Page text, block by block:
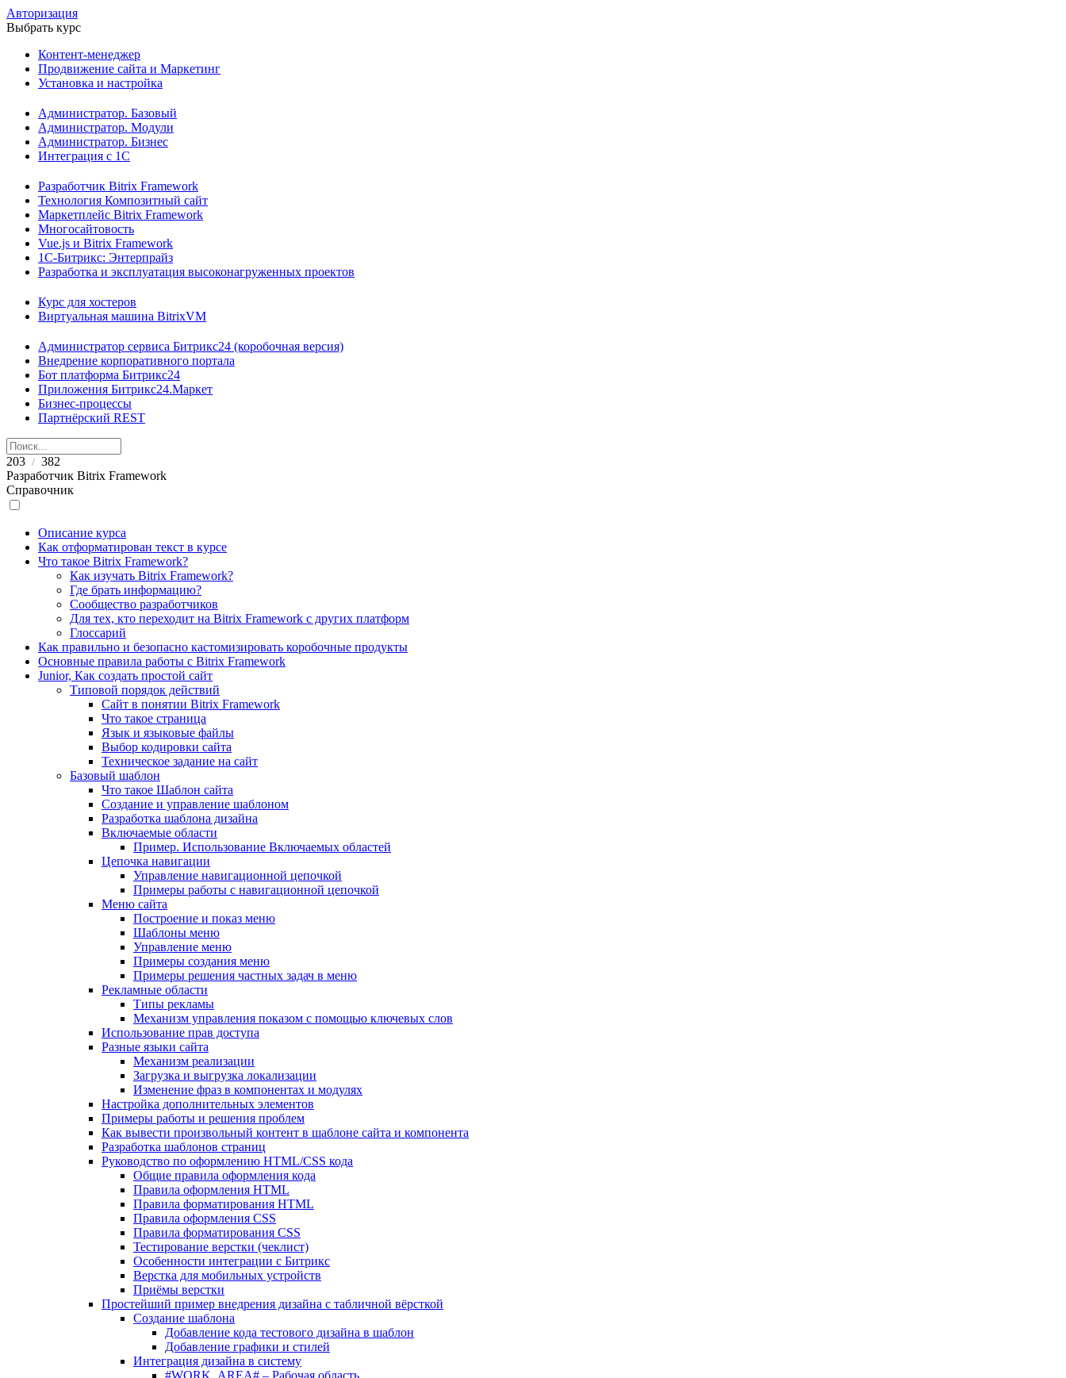
Авторизация
Выбрать курс
Контент-менеджер
Продвижение сайта и Маркетинг
Установка и настройка
Администратор. Базовый
Администратор. Модули
Администратор. Бизнес
Интеграция с 1С
Разработчик Bitrix Framework
Технология Композитный сайт
Маркетплейс Bitrix Framework
Многосайтовость
Vue.js и Bitrix Framework
1С-Битрикс: Энтерпрайз
Разработка и эксплуатация высоконагруженных проектов
Курс для хостеров
Виртуальная машина BitrixVM
Администратор сервиса Битрикс24 (коробочная версия)
Внедрение корпоративного портала
Бот платформа Битрикс24
Приложения Битрикс24.Маркет
Бизнес-процессы
Партнёрский REST
203 / 382
Разработчик Bitrix Framework
Справочник
Описание курса
Как отформатирован текст в курсе
Что такое Bitrix Framework?
Как изучать Bitrix Framework?
Где брать информацию?
Сообщество разработчиков
Для тех, кто переходит на Bitrix Framework с других платформ
Глоссарий
Как правильно и безопасно кастомизировать коробочные продукты
Основные правила работы с Bitrix Framework
Junior, Как создать простой сайт
Типовой порядок действий
Сайт в понятии Bitrix Framework
Что такое страница
Язык и языковые файлы
Выбор кодировки сайта
Техническое задание на сайт
Базовый шаблон
Что такое Шаблон сайта
Создание и управление шаблоном
Разработка шаблона дизайна
Включаемые области
Пример. Использование Включаемых областей
Цепочка навигации
Управление навигационной цепочкой
Примеры работы с навигационной цепочкой
Меню сайта
Построение и показ меню
Шаблоны меню
Управление меню
Примеры создания меню
Примеры решения частных задач в меню
Рекламные области
Типы рекламы
Механизм управления показом с помощью ключевых слов
Использование прав доступа
Разные языки сайта
Механизм реализации
Загрузка и выгрузка локализации
Изменение фраз в компонентах и модулях
Настройка дополнительных элементов
Примеры работы и решения проблем
Как вывести произвольный контент в шаблоне сайта и компонента
Разработка шаблонов страниц
Руководство по оформлению HTML/CSS кода
Общие правила оформления кода
Правила оформления HTML
Правила форматирования HTML
Правила оформления CSS
Правила форматирования CSS
Тестирование верстки (чеклист)
Особенности интеграции с Битрикс
Верстка для мобильных устройств
Приёмы верстки
Простейший пример внедрения дизайна с табличной вёрсткой
Создание шаблона
Добавление кода тестового дизайна в шаблон
Добавление графики и стилей
Интеграция дизайна в систему
#WORK_AREA# – Рабочая область